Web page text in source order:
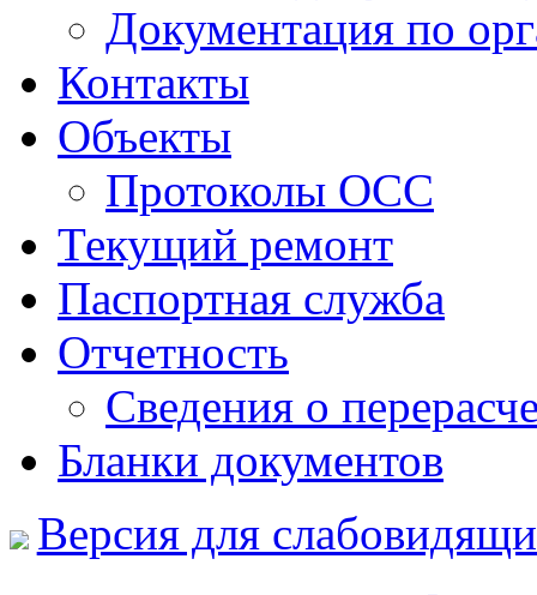
Документация по
Контакты
Объекты
Протоколы ОСС
Текущий ремонт
Паспортная служба
Отчетность
Сведения о
Бланки документов
Версия для